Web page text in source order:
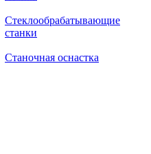
Стеклообрабатывающие
станки
Станочная оснастка